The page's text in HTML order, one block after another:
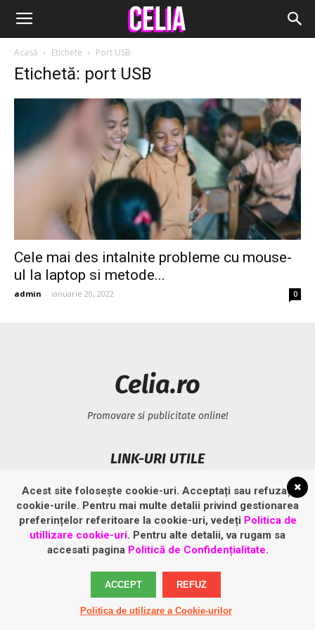
Acasă Etichete Port USB
Etichetă: port USB
Cele mai des intalnite probleme cu mouse-
ul la laptop si metode...
admin - ianuarie 20, 2022 0
Celia.ro
Promovare si publicitate online!
LINK-URI UTILE
Politică privind fișierele cookies
Politică de confidențialitate
Acest site folosește cookie-uri. Acceptați sau refuzați
cookie-urile. Pentru mai multe detalii privind gestionarea
preferințelor referitoare la cookie-uri, vedeți Politica de
utillizare cookie-uri. Pentru alte detalii, va rugam sa
accesati pagina Politică de Confidențialitate.
ACCEPT REFUZ
Politica de utilizare a Cookie-urilor